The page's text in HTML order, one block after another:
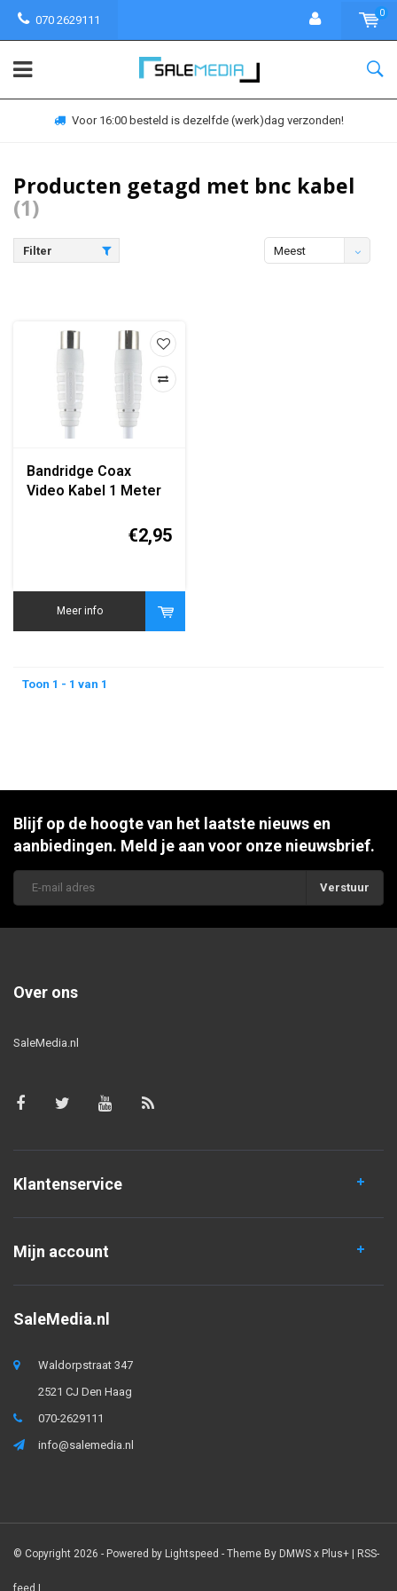
070 2629111
0
Voor 16:00 besteld is dezelfde (werk)dag verzonden!
Producten getagd met bnc kabel
(1)
Filter
Meest
Bandridge Coax
Video Kabel 1 Meter
€2,95
Meer info
Toon 1 - 1 van 1
Blijf op de hoogte van het laatste nieuws en
aanbiedingen. Meld je aan voor onze nieuwsbrief.
Verstuur
Over ons
SaleMedia.nl
Klantenservice
Mijn account
SaleMedia.nl
Waldorpstraat 347
2521 CJ Den Haag
070-2629111
info@salemedia.nl
© Copyright 2026 - Powered by Lightspeed - Theme By DMWS x Plus+ | RSS-
feed |